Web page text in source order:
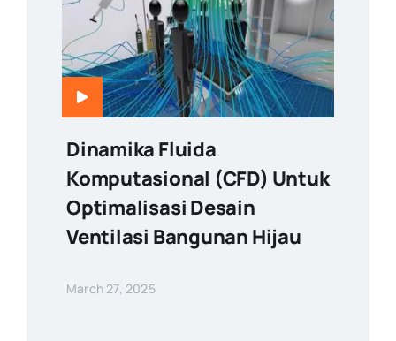
Dinamika Fluida
Komputasional (CFD) Untuk
Optimalisasi Desain
Ventilasi Bangunan Hijau
March 27, 2025